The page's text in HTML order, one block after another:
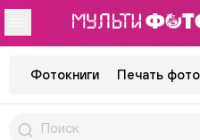
Фотокниги Печать